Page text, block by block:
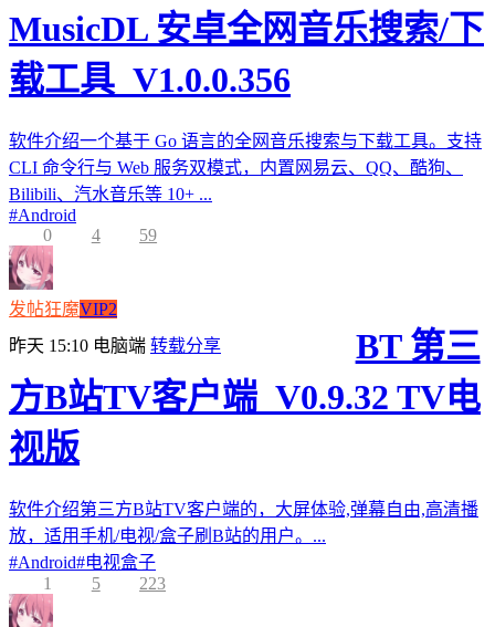
MusicDL 安卓全网音乐搜索/下
载工具_V1.0.0.356
软件介绍一个基于 Go 语言的全网音乐搜索与下载工具。支持
CLI 命令行与 Web 服务双模式，内置网易云、QQ、酷狗、
Bilibili、汽水音乐等 10+ ...
#Android
0
4 59
发帖狂魔VIP2
昨天 15:10 电脑端 转载分享
BT 第三
方B站TV客户端_V0.9.32 TV电
视版
软件介绍第三方B站TV客户端的，大屏体验,弹幕自由,高清播
放，适用手机/电视/盒子刷B站的用户。...
#Android#电视盒子
1
5 223